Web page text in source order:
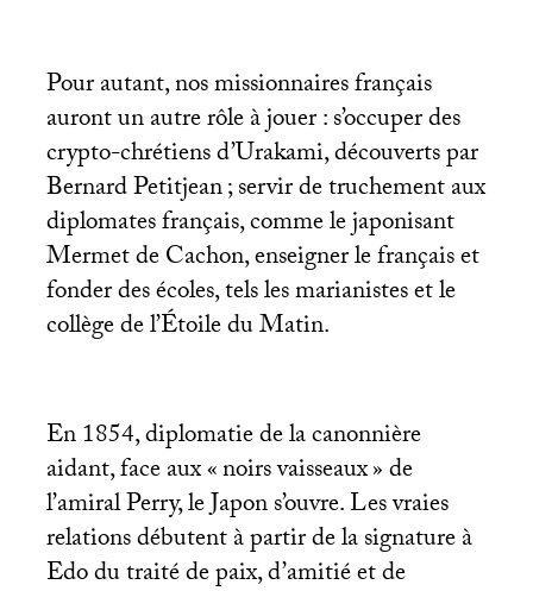
Pour autant, nos missionnaires français
auront un autre rôle à jouer : s’occuper des
crypto-chrétiens d’Urakami, découverts par
Bernard Petitjean; servir de truchement aux
diplomates français, comme le japonisant
Mermet de Cachon, enseigner le français et
fonder des écoles, tels les marianistes et le
collège de l’Étoile du Matin.
En 1854, diplomatie de la canonnière
aidant, face aux «noirs vaisseaux» de
l’amiral Perry, le Japon s’ouvre. Les vraies
relations débutent à partir de la signature à
Edo du traité de paix, d’amitié et de